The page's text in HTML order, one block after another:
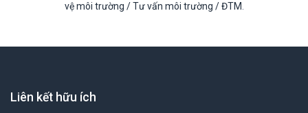
vệ môi trường / Tư vấn môi trường / ĐTM
Liên kết hữu ích